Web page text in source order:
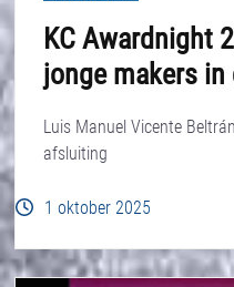
KC Awardnight
jonge makers
Luis Manuel Vicente
afsluiting
1 oktober 2025